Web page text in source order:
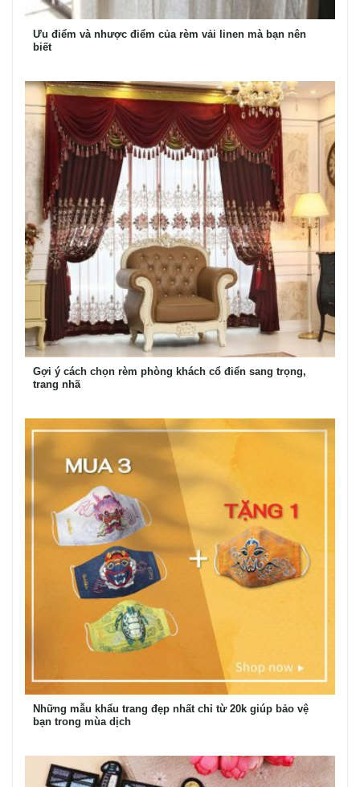
Ưu điểm và nhược điểm của rèm vải linen mà bạn nên
biết
Gợi ý cách chọn rèm phòng khách cổ điển sang trọng,
trang nhã
Những mẫu khẩu trang đẹp nhất chỉ từ 20k giúp bảo vệ
bạn trong mùa dịch